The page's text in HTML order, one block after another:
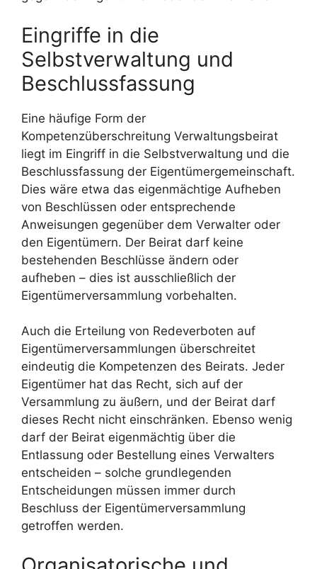
Eingriffe in die
Selbstverwaltung und
Beschlussfassung
Eine häufige Form der
Kompetenzüberschreitung Verwaltungsbeirat
liegt im Eingriff in die Selbstverwaltung und die
Beschlussfassung der Eigentümergemeinschaft.
Dies wäre etwa das eigenmächtige Aufheben
von Beschlüssen oder entsprechende
Anweisungen gegenüber dem Verwalter oder
den Eigentümern. Der Beirat darf keine
bestehenden Beschlüsse ändern oder
aufheben – dies ist ausschließlich der
Eigentümerversammlung vorbehalten.
Auch die Erteilung von Redeverboten auf
Eigentümerversammlungen überschreitet
eindeutig die Kompetenzen des Beirats. Jeder
Eigentümer hat das Recht, sich auf der
Versammlung zu äußern, und der Beirat darf
dieses Recht nicht einschränken. Ebenso wenig
darf der Beirat eigenmächtig über die
Entlassung oder Bestellung eines Verwalters
entscheiden – solche grundlegenden
Entscheidungen müssen immer durch
Beschluss der Eigentümerversammlung
getroffen werden.